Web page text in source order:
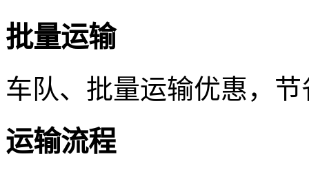
批量运输
车队、批量运输优惠，
运输流程